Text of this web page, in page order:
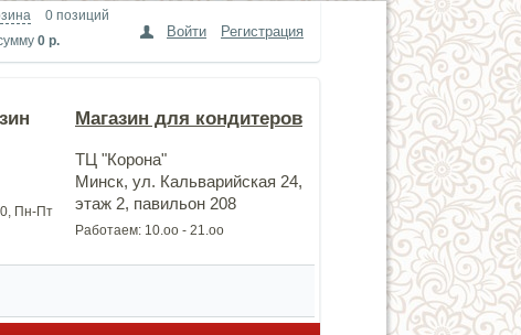
0 позиций
0 р.
Войти Регистрация
Пн-Пт
Магазин для кондитеров
ТЦ "Корона"
Минск, ул. Кальварийская 24,
этаж 2, павильон 208
Работаем: 10.оо - 21.оо